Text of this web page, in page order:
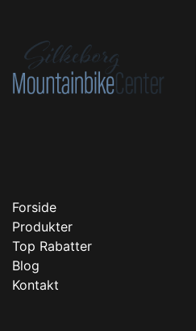
Forside
Produkter
Top Rabatter
Blog
Kontakt